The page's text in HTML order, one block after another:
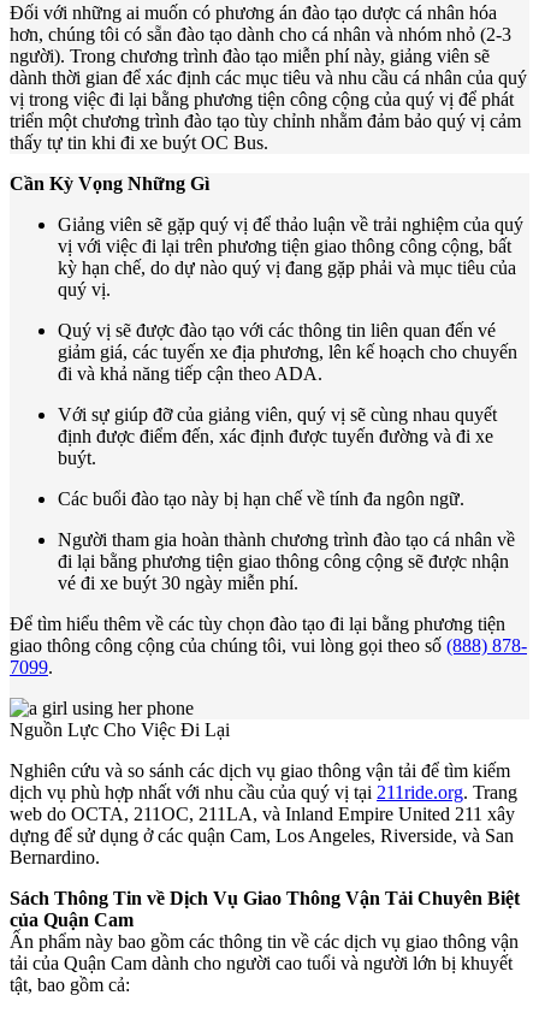
Đối với những ai muốn có phương án đào tạo dược cá nhân hóa
hơn, chúng tôi có sẵn đào tạo dành cho cá nhân và nhóm nhỏ (2-3
người). Trong chương trình đào tạo miễn phí này, giảng viên sẽ
dành thời gian để xác định các mục tiêu và nhu cầu cá nhân của quý
vị trong việc đi lại bằng phương tiện công cộng của quý vị để phát
triển một chương trình đào tạo tùy chỉnh nhằm đảm bảo quý vị cảm
thấy tự tin khi đi xe buýt OC Bus.
Cần Kỳ Vọng Những Gì
Giảng viên sẽ gặp quý vị để thảo luận về trải nghiệm của quý
vị với việc đi lại trên phương tiện giao thông công cộng, bất
kỳ hạn chế, do dự nào quý vị đang gặp phải và mục tiêu của
quý vị.
Quý vị sẽ được đào tạo với các thông tin liên quan đến vé
giảm giá, các tuyến xe địa phương, lên kế hoạch cho chuyến
đi và khả năng tiếp cận theo ADA.
Với sự giúp đỡ của giảng viên, quý vị sẽ cùng nhau quyết
định được điểm đến, xác định được tuyến đường và đi xe
buýt.
Các buổi đào tạo này bị hạn chế về tính đa ngôn ngữ.
Người tham gia hoàn thành chương trình đào tạo cá nhân về
đi lại bằng phương tiện giao thông công cộng sẽ được nhận
vé đi xe buýt 30 ngày miễn phí.
Để tìm hiểu thêm về các tùy chọn đào tạo đi lại bằng phương tiện
giao thông công cộng của chúng tôi, vui lòng gọi theo số (888) 878-
7099.
Nguồn Lực Cho Việc Đi Lại
Nghiên cứu và so sánh các dịch vụ giao thông vận tải để tìm kiếm
dịch vụ phù hợp nhất với nhu cầu của quý vị tại 211ride.org. Trang
web do OCTA, 211OC, 211LA, và Inland Empire United 211 xây
dựng để sử dụng ở các quận Cam, Los Angeles, Riverside, và San
Bernardino.
Sách Thông Tin về Dịch Vụ Giao Thông Vận Tải Chuyên Biệt
của Quận Cam
Ấn phẩm này bao gồm các thông tin về các dịch vụ giao thông vận
tải của Quận Cam dành cho người cao tuổi và người lớn bị khuyết
tật, bao gồm cả: